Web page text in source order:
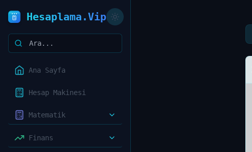
Hesaplama.Vip
Ana Sayfa
Hesap Makinesi
Matematik
Finans